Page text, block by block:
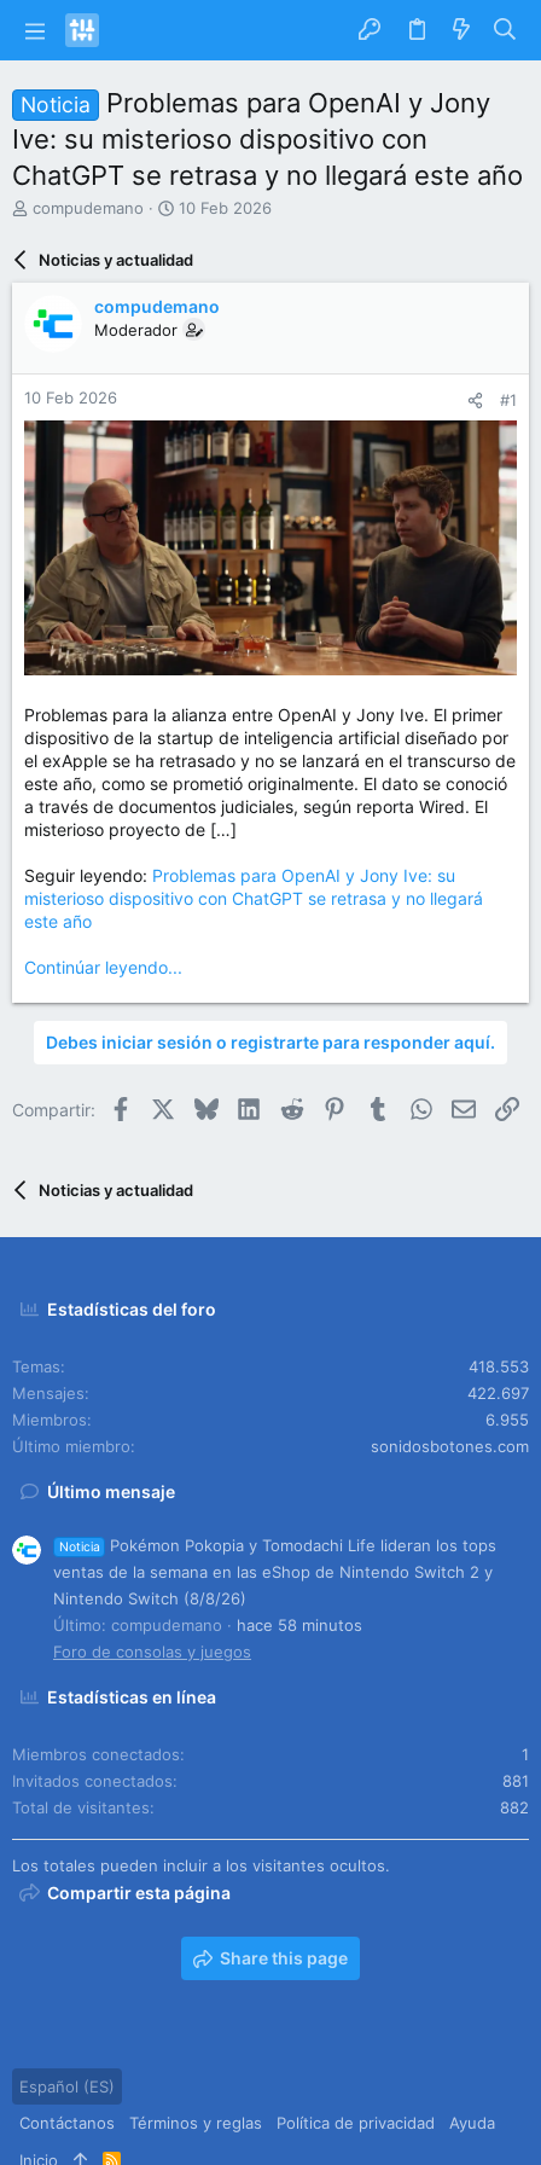
Noticia
Problemas para OpenAI y Jony
Ive: su misterioso dispositivo con
ChatGPT se retrasa y no llegará este año
I
a
r
d
e
l
e
m
a
compudemano
F
h
d
e
n
c
i
o
10 Feb 2026
Noticias y actualidad
compudemano
Moderador
10 Feb 2026 #1
Problemas para la alianza entre OpenAI y Jony Ive. El primer
dispositivo de la startup de inteligencia artificial diseñado por
el exApple se ha retrasado y no se lanzará en el transcurso de
este año, como se prometió originalmente. El dato se conoció
a través de documentos judiciales, según reporta Wired. El
misterioso proyecto de […]
Seguir leyendo: Problemas para OpenAI y Jony Ive: su
misterioso dispositivo con ChatGPT se retrasa y no llegará
este año
Continúar leyendo...
Debes iniciar sesión o registrarte para responder aquí.
Compartir: Facebook BlueskyLinkedIn
Reddit PinterestTumblrWhatsApp
Email
Noticias y actualidad
Estadísticas del foro
Temas
418.553
Mensajes
422.697
Miembros
6.955
Último miembro
sonidosbotones.com
Último mensaje
Noticia
Pokémon Pokopia y Tomodachi Life lideran los tops
ventas de la semana en las eShop de Nintendo Switch 2 y
Nintendo Switch (8/8/26)
Último: compudemano
hace 58 minutos
Foro de consolas y juegos
Estadísticas en línea
Miembros conectados
1
Invitados conectados
881
Total de visitantes
882
Los totales pueden incluir a los visitantes ocultos.
Compartir esta página
Share this page
Español (ES)
Contáctanos
Términos y reglas Política de privacidad
Ayuda
Inicio
R